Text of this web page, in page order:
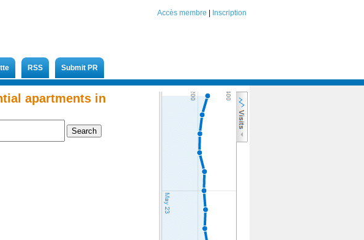
Accès membre Inscription
RSS Submit PR
apartments in